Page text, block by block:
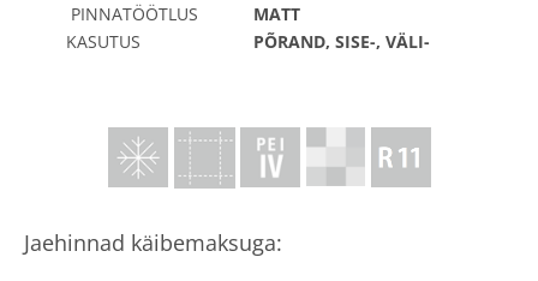
PINNATÖÖTLUS
MATT
KASUTUS
PÕRAND, SISE-, VÄLI-
Jaehinnad käibemaksuga: